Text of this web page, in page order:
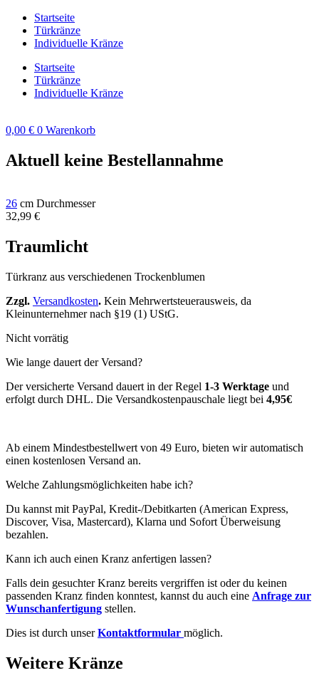
Zum
Inhalt
springen
Startseite
Türkränze
Individuelle Kränze
Startseite
Türkränze
Individuelle Kränze
0,00 € 0 Warenkorb
Aktuell keine Bestellannahme
26 cm Durchmesser
32,99 €
Traumlicht
Türkranz aus verschiedenen Trockenblumen
Zzgl. Versandkosten. Kein Mehrwertsteuerausweis, da
Kleinunternehmer nach §19 (1) UStG.
Nicht vorrätig
Wie lange dauert der Versand?
Der versicherte Versand dauert in der Regel 1-3 Werktage und
erfolgt durch DHL. Die Versandkostenpauschale liegt bei 4,95€
Ab einem Mindestbestellwert von 49 Euro, bieten wir automatisch
einen kostenlosen Versand an.
Welche Zahlungsmöglichkeiten habe ich?
Du kannst mit PayPal, Kredit-/Debitkarten (American Express,
Discover, Visa, Mastercard), Klarna und Sofort Überweisung
bezahlen.
Kann ich auch einen Kranz anfertigen lassen?
Falls dein gesuchter Kranz bereits vergriffen ist oder du keinen
passenden Kranz finden konntest, kannst du auch eine Anfrage zur
Wunschanfertigung stellen.
Dies ist durch unserKontaktformular möglich.
Weitere Kränze